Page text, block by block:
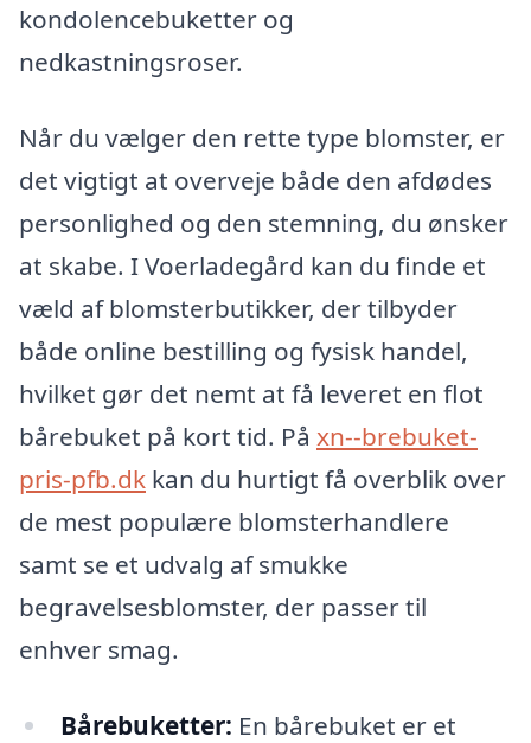
kondolencebuketter og
nedkastningsroser.
Når du vælger den rette type blomster, er
det vigtigt at overveje både den afdødes
personlighed og den stemning, du ønsker
at skabe. I Voerladegård kan du finde et
væld af blomsterbutikker, der tilbyder
både online bestilling og fysisk handel,
hvilket gør det nemt at få leveret en flot
bårebuket på kort tid. På xn--brebuket-
pris-pfb.dk kan du hurtigt få overblik over
de mest populære blomsterhandlere
samt se et udvalg af smukke
begravelsesblomster, der passer til
enhver smag.
Bårebuketter: En bårebuket er et